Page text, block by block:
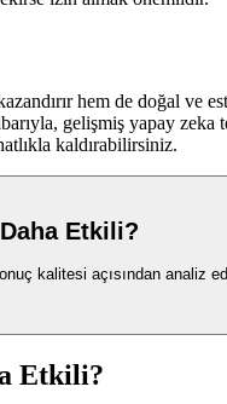
hem de doğal ve
gelişmiş yapay zeka
kaldırabilirsiniz.
Etkili?
kalitesi açısından analiz
Etkili?